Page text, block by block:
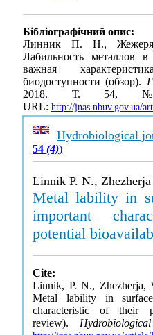
Бібліографічний опис:
Линник П. Н.,
Лабильность металлов
важная
биодоступности (обзор).
2018. Т.
URL: http://jnas.nbuv.gov.ua/
Hydrobiological
54(4))
Linnik P. N.,
Metal lability in
important
potential
Cite:
Linnik, P. N.,
Metal lability in
characteristic of their
review).